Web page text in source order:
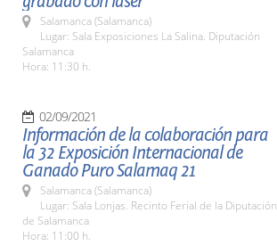
Salamanca (Salamanca)
Lugar: Sala Exposiciones La Salina. Diputación
Salamanca
Hora: 11:30 h.
02/09/2021
Información de la colaboración para
la 32 Exposición Internacional de
Ganado Puro Salamaq 21
Salamanca (Salamanca)
Lugar: Sala Lonjas. Recinto Ferial de la Diputación
de Salamanca
Hora: 11:00 h.